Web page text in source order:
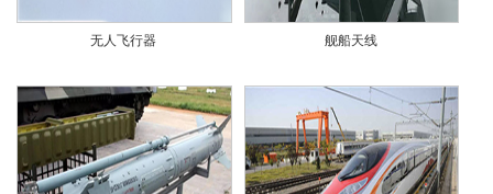
无人飞行器 舰船天线